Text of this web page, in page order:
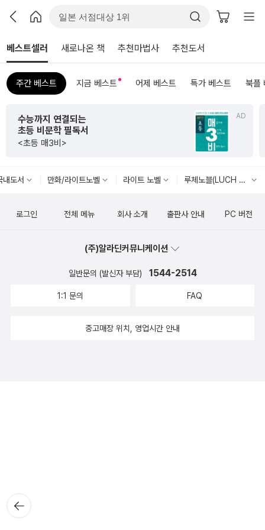
베스트셀러 새로나온 책 추천마법사 추천도서
주간 베스트 지금 베스트 어제 베스트 특가 베스트 북플
AD
수능까지 연결되는
초등 비문학 필독서
<초등 매3비>
내도서 만화/라이트노벨 라이트 노벨 루체노블(LUCH NOVEL)
뒤로가
기
로그인 전체 메뉴 회사 소개 출판사 안내 PC 버전
(주)알라딘커뮤니케이션
일반문의 (발신자 부담) 1544-2514
1:1 문의 FAQ
중고매장 위치, 영업시간 안내